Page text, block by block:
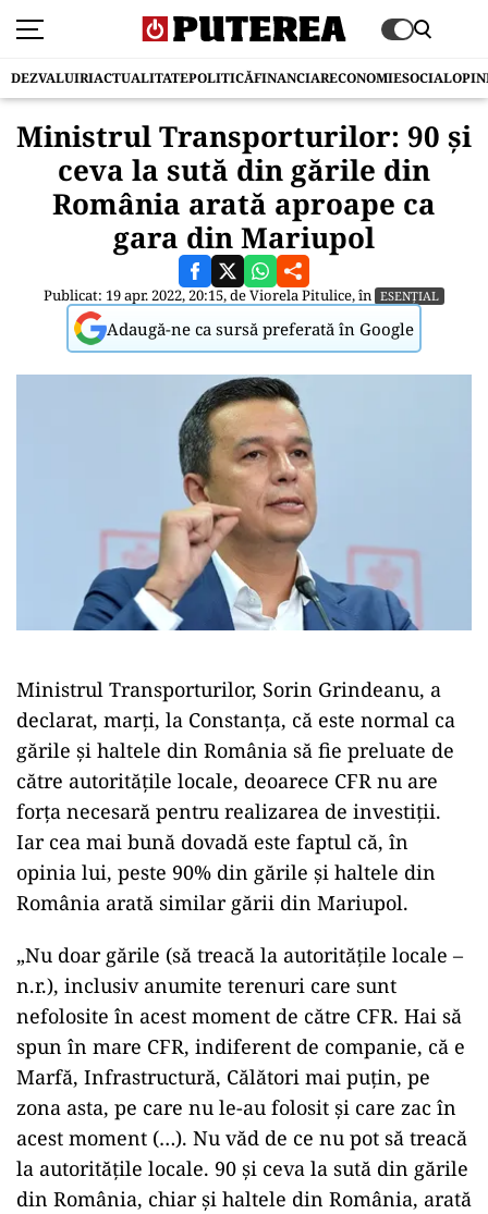
DEZVALUIRIACTUALITATEPOLITICĂFINANCIARECONOMIESOCIAL
Ministrul Transporturilor: 90 şi
ceva la sută din gările din
România arată aproape ca
gara din Mariupol
Publicat: 19 apr. 2022, 20:15, deViorela Pitulice, în ESENȚIAL
Adaugă-ne ca sursă preferată în Google
Ministrul Transporturilor, Sorin Grindeanu, a
declarat, marţi, la Constanţa, că este normal ca
gările și haltele din România să fie preluate de
către autorităţile locale, deoarece CFR nu are
forţa necesară pentru realizarea de investiții.
Iar cea mai bună dovadă este faptul că, în
opinia lui, peste 90% din gările şi haltele din
România arată similar gării din Mariupol.
„Nu doar gările (să treacă la autorităţile locale –
n.r.), inclusiv anumite terenuri care sunt
nefolosite în acest moment de către CFR. Hai să
spun în mare CFR, indiferent de companie, că e
Marfă, Infrastructură, Călători mai puţin, pe
zona asta, pe care nu le-au folosit şi care zac în
acest moment (…). Nu văd de ce nu pot să treacă
la autorităţile locale. 90 şi ceva la sută din gările
din România, chiar şi haltele din România, arată